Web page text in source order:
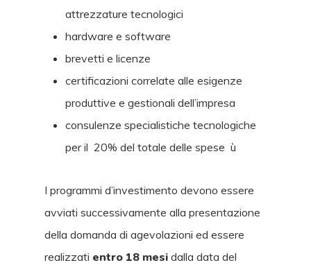
attrezzature tecnologici
hardware e software
brevetti e licenze
certificazioni correlate alle esigenze
produttive e gestionali dell’impresa
consulenze specialistiche tecnologiche
per il 20% del totale delle spese ù
I programmi d’investimento devono essere
avviati successivamente alla presentazione
della domanda di agevolazioni ed essere
realizzati entro 18 mesi dalla data del